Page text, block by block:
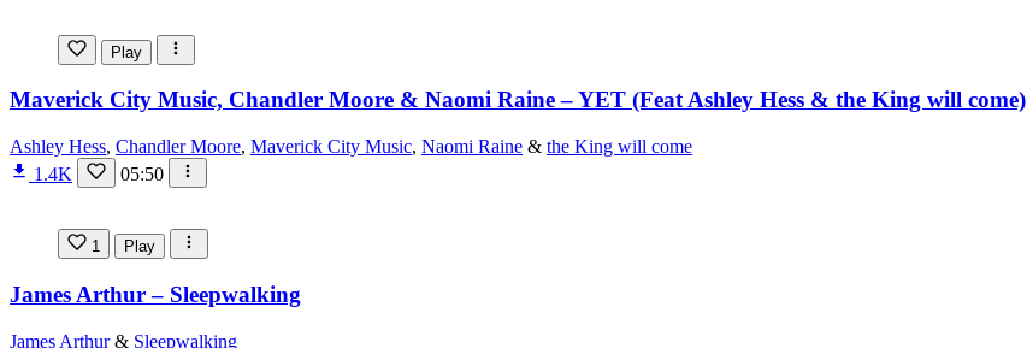
Play
Maverick City Music, Chandler Moore & Naomi Raine – YET (Feat Ashley Hess & the King will come)
Ashley Hess, Chandler Moore, Maverick City Music, Naomi Raine & the King will come
1.4K
05:50
1 Play
James Arthur – Sleepwalking
James Arthur& Sleepwalking